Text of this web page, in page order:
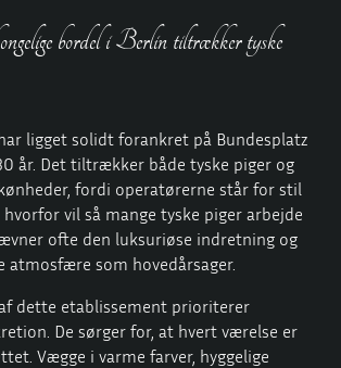
bordel i Berlin tiltrækker tyske
ligget solidt forankret på Bundesplatz
år. Det tiltrækker både tyske piger og
fordi operatørerne står for stil
hvorfor vil så mange tyske piger arbejde
ofte den luksuriøse indretning og
atmosfære som hovedårsager.
dette etablissement prioriterer
De sørger for, at hvert værelse er
Vægge i varme farver, hyggelige